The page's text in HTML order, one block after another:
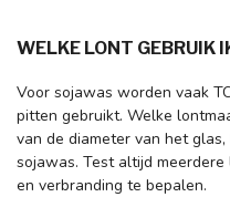
WELKE LONT GEBRUIK
Voor sojawas worden vaak
pitten gebruikt. Welke
van de diameter van het
sojawas. Test altijd
en verbranding te bepalen.